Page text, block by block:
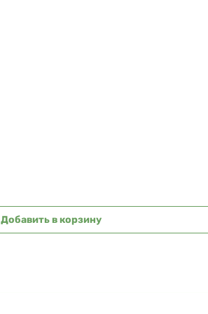
Добавить в корзину